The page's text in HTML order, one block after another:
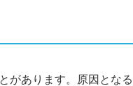
があります。原因となる